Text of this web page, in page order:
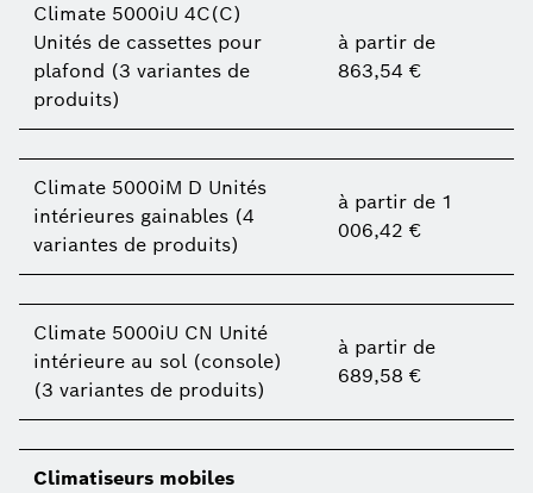
Climate 5000iU 4C(C)
Unités de cassettes pour
plafond (3 variantes de
produits)
à partir de
863,54 €
Climate 5000iM D Unités
intérieures gainables (4
variantes de produits)
à partir de 1
006,42 €
Climate 5000iU CN Unité
intérieure au sol (console)
(3 variantes de produits)
à partir de
689,58 €
Climatiseurs mobiles